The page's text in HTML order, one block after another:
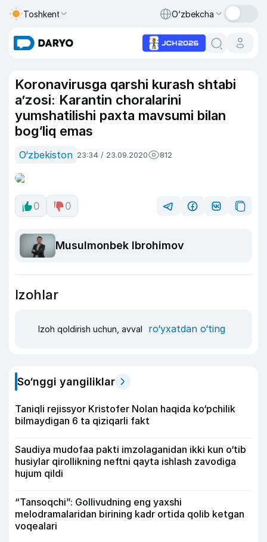
Toshkent O‘zbekcha
Koronavirusga qarshi kurash shtabi
a’zosi: Karantin choralarini
yumshatilishi paxta mavsumi bilan
bog‘liq emas
O‘zbekiston 23:34 / 23.09.2020 812
0 0
Musulmonbek Ibrohimov
Izohlar
Izoh qoldirish uchun, avval ro‘yxatdan o‘ting
So‘nggi yangiliklar
Taniqli rejissyor Kristofer Nolan haqida ko‘pchilik
bilmaydigan 6 ta qiziqarli fakt
Saudiya mudofaa pakti imzolaganidan ikki kun o‘tib
husiylar qirollikning neftni qayta ishlash zavodiga
hujum qildi
“Tansoqchi”: Gollivudning eng yaxshi
melodramalaridan birining kadr ortida qolib ketgan
voqealari